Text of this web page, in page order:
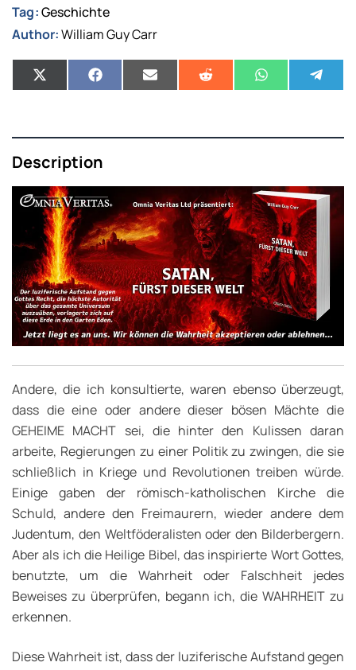
Tag:Geschichte
Author:William Guy Carr
Description
Andere, die ich konsultierte, waren ebenso überzeugt,
dass die eine oder andere dieser bösen Mächte die
GEHEIME MACHT sei, die hinter den Kulissen daran
arbeite, Regierungen zu einer Politik zu zwingen, die sie
schließlich in Kriege und Revolutionen treiben würde.
Einige gaben der römisch-katholischen Kirche die
Schuld, andere den Freimaurern, wieder andere dem
Judentum, den Weltföderalisten oder den Bilderbergern.
Aber als ich die Heilige Bibel, das inspirierte Wort Gottes,
benutzte, um die Wahrheit oder Falschheit jedes
Beweises zu überprüfen, begann ich, die WAHRHEIT zu
erkennen.
Diese Wahrheit ist, dass der luziferische Aufstand gegen